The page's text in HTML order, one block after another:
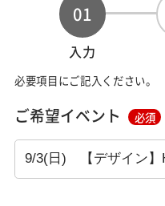
01
入力
必要項目にご記入ください。
ご希望イベント 必須